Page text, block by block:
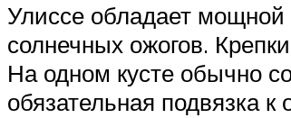
Улиссе обладает мощной
солнечных ожогов.
На одном кусте обычно
обязательная подвязка